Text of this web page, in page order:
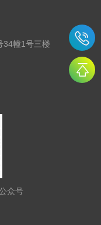
34幢1号三楼
众号